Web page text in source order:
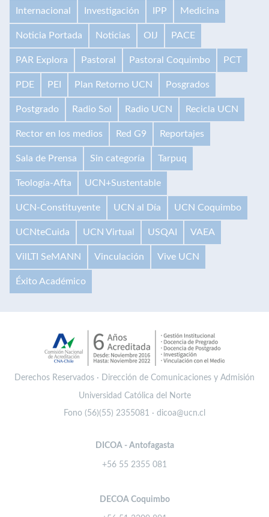
Internacional Investigación IPP Medicina
Noticia Portada Noticias OIJ PACE
PAR Explora Pastoral Pastoral Coquimbo PCT
PDE PEI Plan Retorno UCN Posgrados
Postgrado Radio Sol Radio UCN Recicla UCN
Rector en los medios Red G9 Reportajes
Sala de Prensa Sin categoría Tarpuq
Teología-Afta UCN+Sustentable
UCN-Constituyente UCN al Día UCN Coquimbo
UCNteCuida UCN Virtual USQAI VAEA
VilLTI SeMANN Vinculación Vive UCN
Éxito Académico
Derechos Reservados · Dirección de Comunicaciones y Admisión
Universidad Católica del Norte
Fono (56)(55) 2355081 · dicoa@ucn.cl
DICOA - Antofagasta
+56 55 2355 081
DECOA Coquimbo